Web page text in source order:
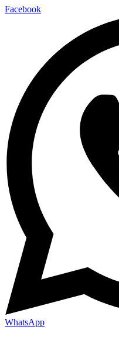
Facebook
WhatsApp